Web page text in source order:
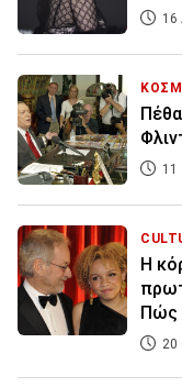
16
11
Η
Πώς
20